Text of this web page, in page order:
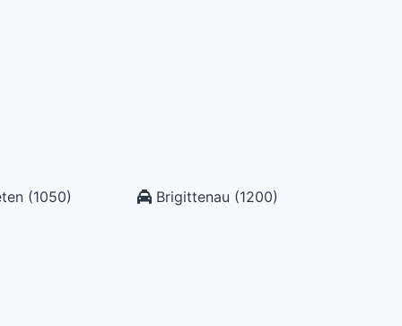
(1050) Brigittenau (1200)